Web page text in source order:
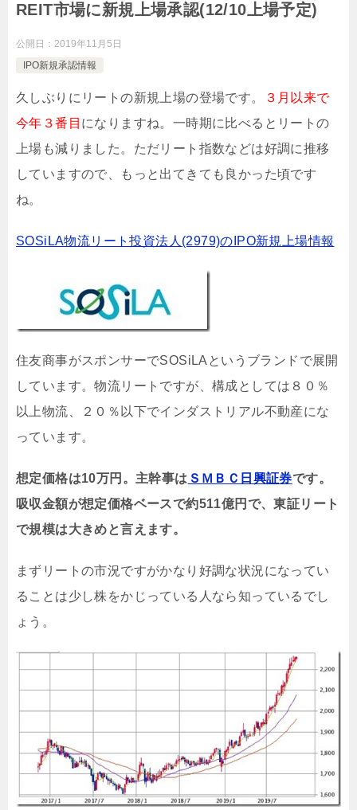
REIT市場に新規上場承認(12/10上場予定)
公開日： 2019年11月5日
IPO新規承認情報
久しぶりにリートの新規上場の登場です。
３月以来で
今年３番目 になりますね。一時期に比べるとリートの
上場も減りました。ただリート指数などは好調に推移
していますので、もっと出てきても良かった頃です
ね。
SOSiLA物流リート投資法人(2979)のIPO新規上場情報
住友商事がスポンサーでSOSiLAというブランドで展開
しています。物流リートですが、構成としては８０％
以上物流、２０％以下でインダストリアル不動産にな
っています。
想定価格は10万円。主幹事は ＳＭＢＣ日興証券です。
吸収金額が想定価格ベースで約511億円で、東証リート
で規模は大きめと言えます。
まずリートの市況ですがかなり好調な状況になってい
ることは少し株をかじっている人なら知っているでし
ょう。